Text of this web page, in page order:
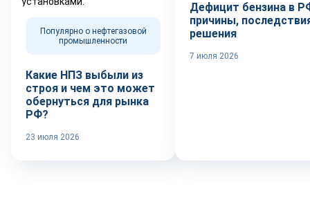
Популярно о нефтегазовой
промышленности
Какие НПЗ выбыли из
строя и чем это может
обернуться для рынка
РФ?
23 июля 2026
Дефицит бензина в
причины,
решения
7 июля 2026